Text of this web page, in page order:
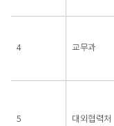
4 교무과
5 대외협력처